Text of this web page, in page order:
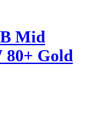
Mid
80+ Gold